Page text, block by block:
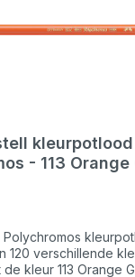
kleurpotlood
- 113 Orange
Polychromos
120 verschillende
kleur 113 Orange